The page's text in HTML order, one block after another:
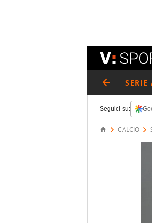
SERIE
Seguici su:
CALCIO